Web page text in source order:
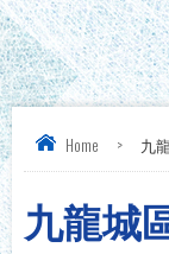
Home > 九
九龍城